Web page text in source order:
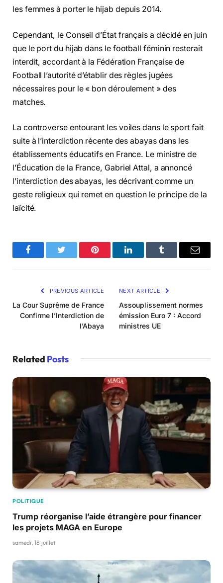
les femmes à porter le hijab depuis 2014.
Cependant, le Conseil d’État français a décidé en juin
que le port du hijab dans le football féminin resterait
interdit, accordant à la Fédération Française de
Football l’autorité d’établir des règles jugées
nécessaires pour le « bon déroulement » des
matches.
La controverse entourant les voiles dans le sport fait
suite à l’interdiction récente des abayas dans les
établissements éducatifs en France. Le ministre de
l’Éducation de la France, Gabriel Attal, a annoncé
l’interdiction des abayas, les décrivant comme un
geste religieux qui remet en question le principe de la
laïcité.
FacebookTwitter Pinterest LinkedInTumblr Email
PREVIOUS ARTICLE
La Cour Suprême de France
Confirme l’Interdiction de
l’Abaya
NEXT ARTICLE
Assouplissement normes
émission Euro 7 : Accord
ministres UE
Related Posts
POLITIQUE
Trump réorganise l’aide étrangère pour financer
les projets MAGA en Europe
samedi, 18 juillet